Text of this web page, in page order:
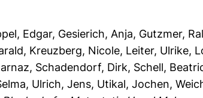
Edgar, Gesierich, Anja, Gutzmer,
, Kreuzberg, Nicole, Leiter, Ulrike,
, Schadendorf, Dirk, Schell,
, Ulrich, Jens, Utikal, Jochen,